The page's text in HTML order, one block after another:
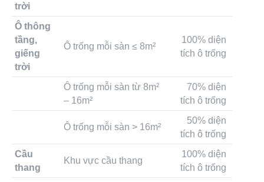
trời
Ô thông
tầng,
giếng
trời
Ô trống mỗi sàn ≤ 8m²
100% diện
tích ô trống
Ô trống mỗi sàn từ 8m²
– 16m²
70% diện
tích ô trống
Ô trống mỗi sàn > 16m²
50% diện
tích ô trống
Cầu
thang
Khu vực cầu thang
100% diện
tích ô trống